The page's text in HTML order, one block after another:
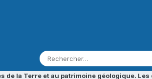
de la Terre et au patrimoine géologique.